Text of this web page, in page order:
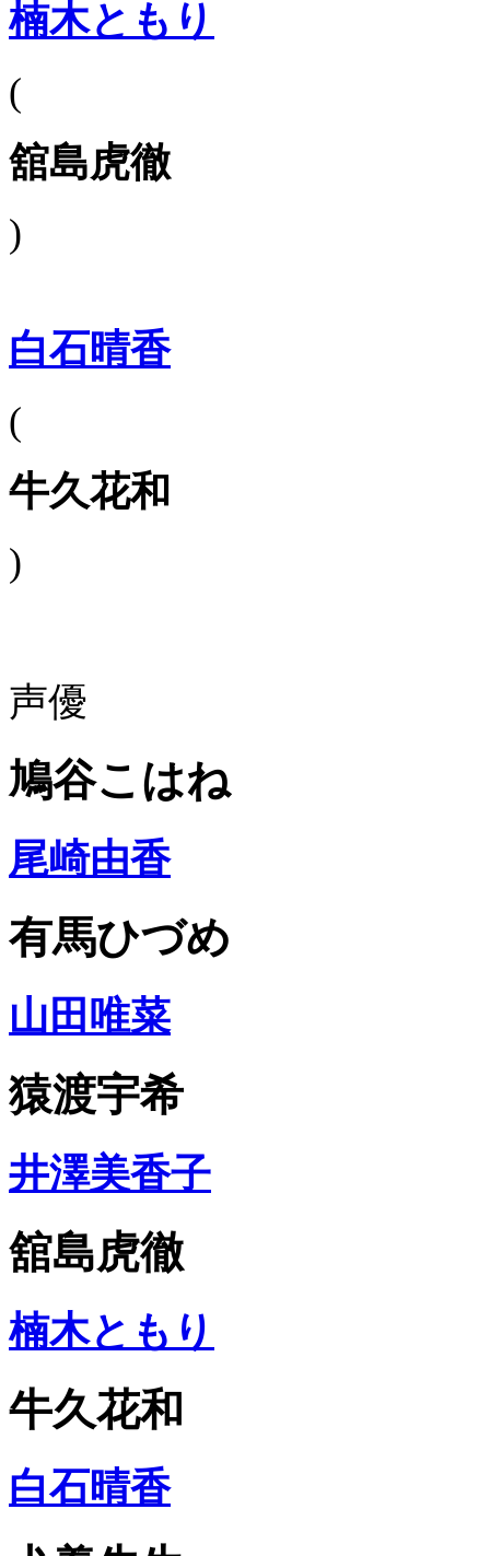
楠木ともり
(
舘島虎徹
)
白石晴香
(
牛久花和
)
声優
鳩谷こはね
尾崎由香
有馬ひづめ
山田唯菜
猿渡宇希
井澤美香子
舘島虎徹
楠木ともり
牛久花和
白石晴香